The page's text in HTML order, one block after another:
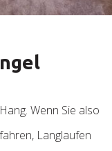
Wenn Sie also
Langlaufen